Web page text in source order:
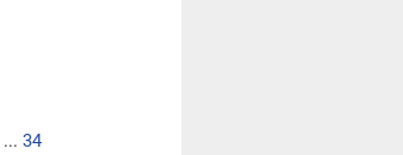
... 34